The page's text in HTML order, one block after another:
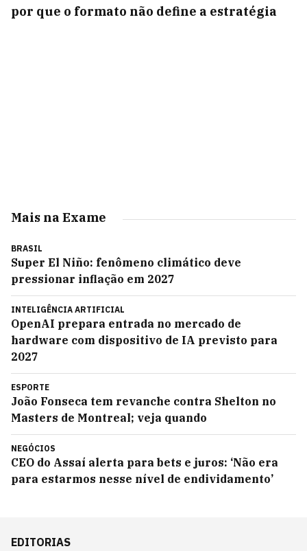
por que o formato não define a estratégia
Mais na Exame
BRASIL
Super El Niño: fenômeno climático deve
pressionar inflação em 2027
INTELIGÊNCIA ARTIFICIAL
OpenAI prepara entrada no mercado de
hardware com dispositivo de IA previsto para
2027
ESPORTE
João Fonseca tem revanche contra Shelton no
Masters de Montreal; veja quando
NEGÓCIOS
CEO do Assaí alerta para bets e juros: ‘Não era
para estarmos nesse nível de endividamento’
EDITORIAS